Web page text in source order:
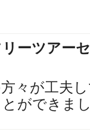
ーツアー
々が工夫
ができま